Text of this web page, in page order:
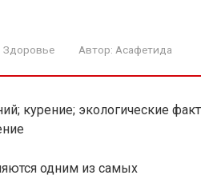
Здоровье Автор: Асафетида
курение; экологические
одним из самых